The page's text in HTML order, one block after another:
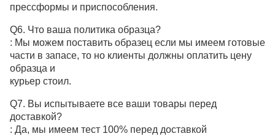
прессформы и приспособления.
Q6. Что ваша политика образца?
: Мы можем поставить образец если мы имеем готовые
части в запасе, то но клиенты должны оплатить цену
образца и
курьер стоил.
Q7. Вы испытываете все ваши товары перед
доставкой?
: Да, мы имеем тест 100% перед доставкой